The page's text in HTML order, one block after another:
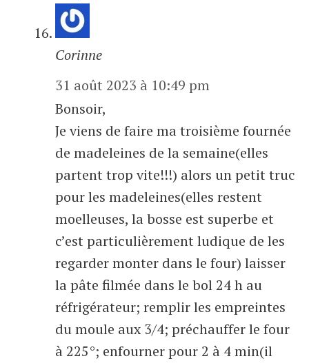
Corinne
31 août 2023 à 10:49 pm
Bonsoir,
Je viens de faire ma troisième fournée
de madeleines de la semaine(elles
partent trop vite!!!) alors un petit truc
pour les madeleines(elles restent
moelleuses, la bosse est superbe et
c’est particulièrement ludique de les
regarder monter dans le four) laisser
la pâte filmée dans le bol 24 h au
réfrigérateur; remplir les empreintes
du moule aux 3/4; préchauffer le four
à 225°; enfourner pour 2 à 4 min(il